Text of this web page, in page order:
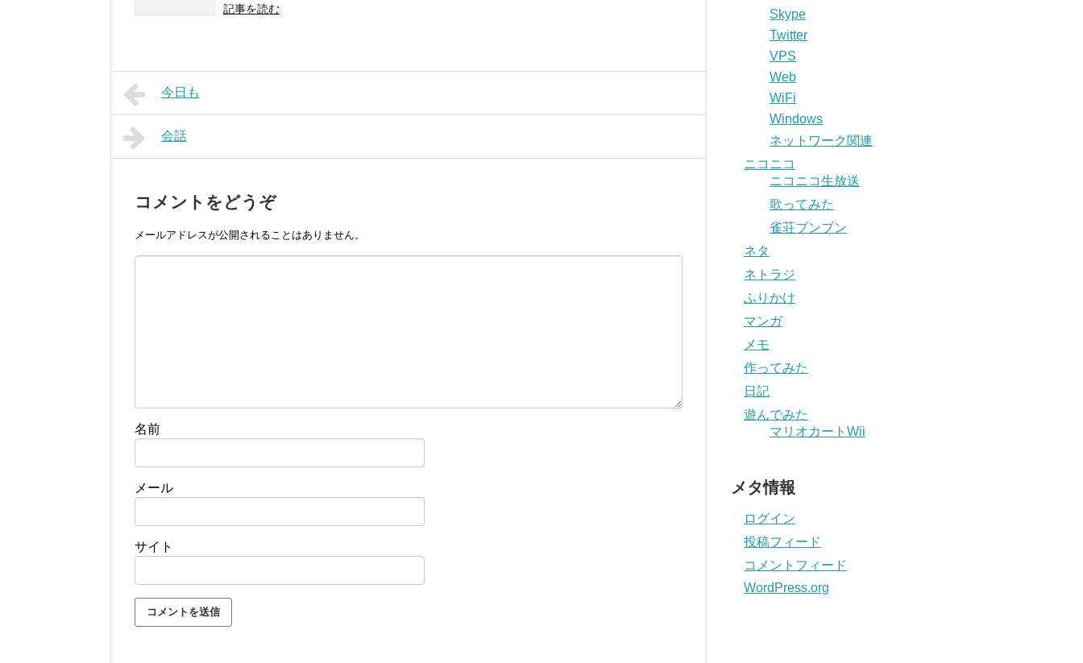
記事を読む
今日も
会話
コメントをどうぞ
メールアドレスが公開されることはありません。
名前
メール
サイト
Skype
Twitter
VPS
Web
WiFi
Windows
ネットワーク関連
ニコニコ
ニコニコ生放送
歌ってみた
雀荘ブンブン
ネタ
ネトラジ
ふりかけ
マンガ
メモ
作ってみた
日記
遊んでみた
マリオカートWii
メタ情報
ログイン
投稿フィード
コメントフィード
WordPress.org